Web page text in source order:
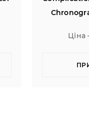
18K White